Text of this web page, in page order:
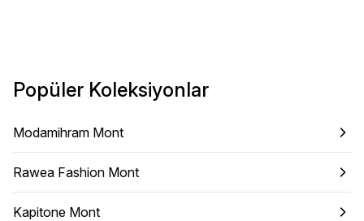
Popüler Koleksiyonlar
Modamihram Mont
Rawea Fashion Mont
Kapitone Mont